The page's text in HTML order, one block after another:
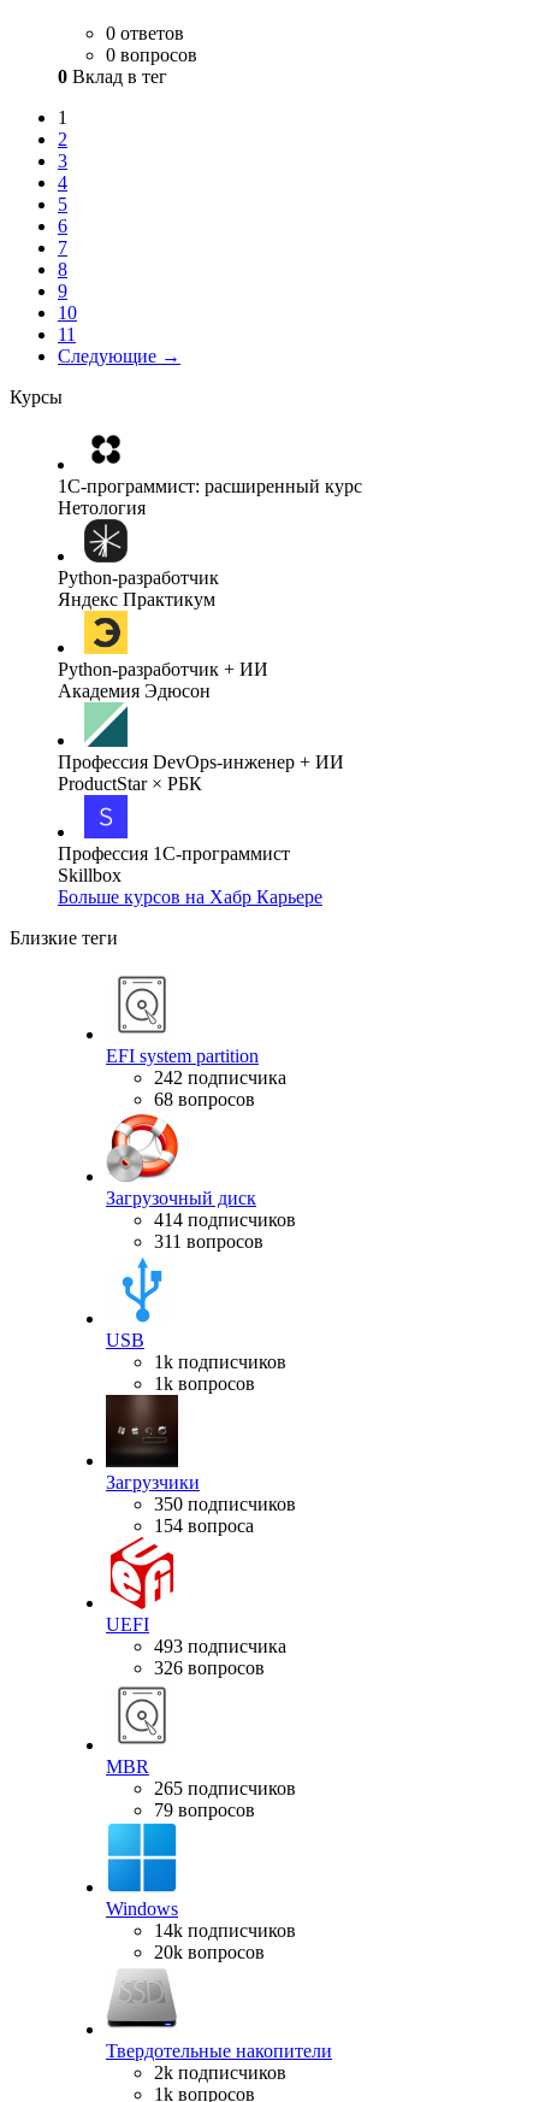
0 ответов
0 вопросов
0 Вклад в тег
1
2
3
4
5
6
7
8
9
10
11
Следующие →
Курсы
1C-программист: расширенный курс
Нетология
Python-разработчик
Яндекс Практикум
Python-разработчик + ИИ
Академия Эдюсон
Профессия DevOps-инженер + ИИ
ProductStar × РБК
Профессия 1С-программист
Skillbox
Больше курсов на Хабр Карьере
Близкие теги
EFI system partition
242 подписчика
68 вопросов
Загрузочный диск
414 подписчиков
311 вопросов
USB
1k подписчиков
1k вопросов
Загрузчики
350 подписчиков
154 вопроса
UEFI
493 подписчика
326 вопросов
MBR
265 подписчиков
79 вопросов
Windows
14k подписчиков
20k вопросов
Твердотельные накопители
2k подписчиков
1k вопросов